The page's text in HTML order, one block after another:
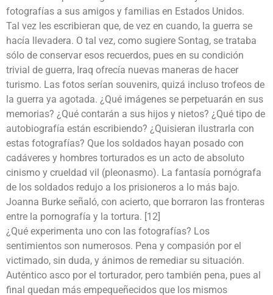
fotografías a sus amigos y familias en Estados Unidos.
Tal vez les escribieran que, de vez en cuando, la guerra se
hacía llevadera. O tal vez, como sugiere Sontag, se trataba
sólo de conservar esos recuerdos, pues en su condición
trivial de guerra, Iraq ofrecía nuevas maneras de hacer
turismo. Las fotos serían souvenirs, quizá incluso trofeos de
la guerra ya agotada. ¿Qué imágenes se perpetuarán en sus
memorias? ¿Qué contarán a sus hijos y nietos? ¿Qué tipo de
autobiografía están escribiendo? ¿Quisieran ilustrarla con
estas fotografías? Que los soldados hayan posado con
cadáveres y hombres torturados es un acto de absoluto
cinismo y crueldad vil (pleonasmo). La fantasía pornógrafa
de los soldados redujo a los prisioneros a lo más bajo.
Joanna Burke señaló, con acierto, que borraron las fronteras
entre la pornografía y la tortura. [12]
¿Qué experimenta uno con las fotografías? Los
sentimientos son numerosos. Pena y compasión por el
victimado, sin duda, y ánimos de remediar su situación.
Auténtico asco por el torturador, pero también pena, pues al
final quedan más empequeñecidos que los mismos